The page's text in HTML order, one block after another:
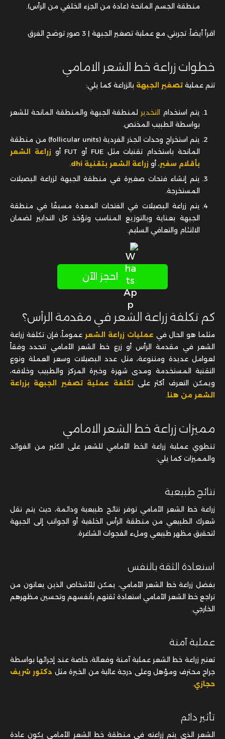
خطوات زراعة خط الشعر الامامي
يتم استخدام
لمنطقة الجبهة والمنطقة المانحة للشعر
بواسطة الطبيب المختص.
المانحة باستخدام تقنيات مثل FUE أو FUT أو
زراعة الشعر
بأقلام سفير، أوزراعة الشعر بتقنية dhi
يتم إنشاء فتحات صغيرة في منطقة الجبهة لزراعة البصيلات
المستخرجة.
يتم زراعة البصيلات في الفتحات المعدة مسبقًا في منطقة
الجبهة بعناية وبالتوزيع المناسب وتؤخذ كل التدابير لضمان
الالتئام والتعافي السليم.
كم تكلفة زراعة الشعر في مقدمة الرأس؟
عمليات زراعة الشعر
الشعر في مقدمة الرأس أو زرع خط الشعر الأمامي تتحدد وفقاً
لعوامل عديدة ومتنوعة، مثل عدد البصيلات وسعر العملة ونوع
التقنية المستخدمة ومدى شهرة وخبرة المركز والطبيب وخلافه،
ويمكن التعرف أكثر على
تكلفة عملية تصغير الجبهة بزراعة
الشعر من هنا
مميزات زراعة خط الشعر الامامي
نتائج طبيعية
لتحقيق مظهر طبيعي وملء الفجوات الشاغرة.
استعادة الثقة بالنفس
الخارجي.
عملية آمنة
حجازي.
تأثير دائم
الشعر الأصلي.